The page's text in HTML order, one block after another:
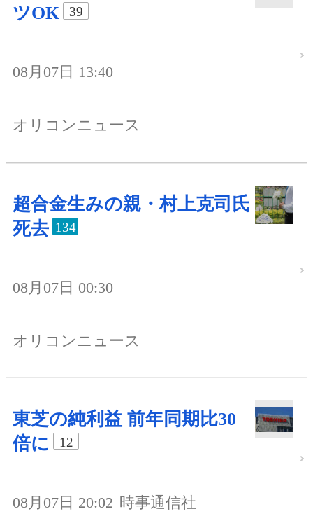
ツOK
39
08月07日 13:40
オリコンニュース
超合金生みの親・村上克司氏
死去 134
08月07日 00:30
オリコンニュース
東芝の純利益 前年同期比30
倍に
12
08月07日 20:02 時事通信社